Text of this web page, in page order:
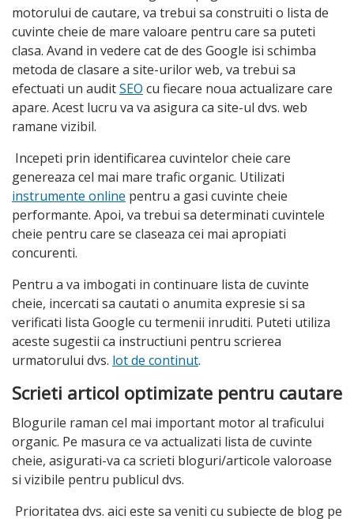
motorului de cautare, va trebui sa construiti o lista de
cuvinte cheie de mare valoare pentru care sa puteti
clasa. Avand in vedere cat de des Google isi schimba
metoda de clasare a site-urilor web, va trebui sa
efectuati un auditSEO cu fiecare noua actualizare care
apare. Acest lucru va va asigura ca site-ul dvs. web
ramane vizibil.
Incepeti prin identificarea cuvintelor cheie care
genereaza cel mai mare trafic organic. Utilizati
instrumente online pentru a gasi cuvinte cheie
performante. Apoi, va trebui sa determinati cuvintele
cheie pentru care se claseaza cei mai apropiati
concurenti.
Pentru a va imbogati in continuare lista de cuvinte
cheie, incercati sa cautati o anumita expresie si sa
verificati lista Google cu termenii inruditi. Puteti utiliza
aceste sugestii ca instructiuni pentru scrierea
urmatorului dvs. lot de continut.
Scrieti articol optimizate pentru cautare
Blogurile raman cel mai important motor al traficului
organic. Pe masura ce va actualizati lista de cuvinte
cheie, asigurati-va ca scrieti bloguri/articole valoroase
si vizibile pentru publicul dvs.
Prioritatea dvs. aici este sa veniti cu subiecte de blog pe